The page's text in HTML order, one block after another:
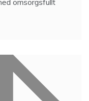
omsorgsfullt